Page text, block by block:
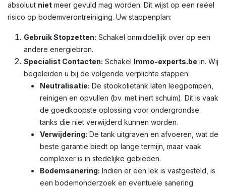
absoluut niet meer gevuld mag worden. Dit wijst op een reëel
risico op bodemverontreiniging. Uw stappenplan:
Gebruik Stopzetten: Schakel onmiddellijk over op een
andere energiebron.
Specialist Contacten: Schakel Immo-experts.be in. Wij
begeleiden u bij de volgende verplichte stappen:
Neutralisatie: De stookolietank laten leegpompen,
reinigen en opvullen (bv. met inert schuim). Dit is vaak
de goedkoopste oplossing voor ondergrondse
tanks die niet verwijderd kunnen worden.
Verwijdering: De tank uitgraven en afvoeren, wat de
beste garantie biedt op lange termijn, maar vaak
complexer is in stedelijke gebieden.
Bodemsanering: Indien er een lek is vastgesteld, is
een bodemonderzoek en eventuele sanering